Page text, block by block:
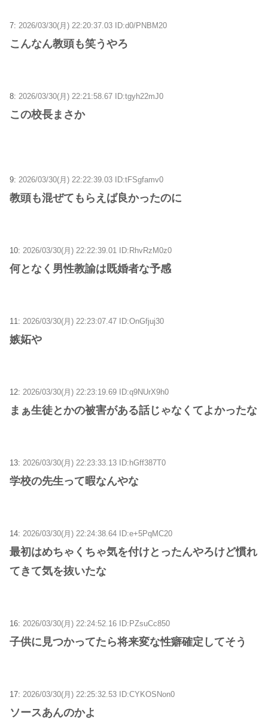
7: 2026/03/30(月) 22:20:37.03 ID:d0/PNBM20
こんなん教頭も笑うやろ
8: 2026/03/30(月) 22:21:58.67 ID:tgyh22mJ0
この校長まさか
9: 2026/03/30(月) 22:22:39.03 ID:tFSgfamv0
教頭も混ぜてもらえば良かったのに
10: 2026/03/30(月) 22:22:39.01 ID:RhvRzM0z0
何となく男性教諭は既婚者な予感
11: 2026/03/30(月) 22:23:07.47 ID:OnGfjuj30
嫉妬や
12: 2026/03/30(月) 22:23:19.69 ID:q9NUrX9h0
まぁ生徒とかの被害がある話じゃなくてよかったな
13: 2026/03/30(月) 22:23:33.13 ID:hGff387T0
学校の先生って暇なんやな
14: 2026/03/30(月) 22:24:38.64 ID:e+5PqMC20
最初はめちゃくちゃ気を付けとったんやろけど慣れ
てきて気を抜いたな
16: 2026/03/30(月) 22:24:52.16 ID:PZsuCc850
子供に見つかってたら将来変な性癖確定してそう
17: 2026/03/30(月) 22:25:32.53 ID:CYKOSNon0
ソースあんのかよ